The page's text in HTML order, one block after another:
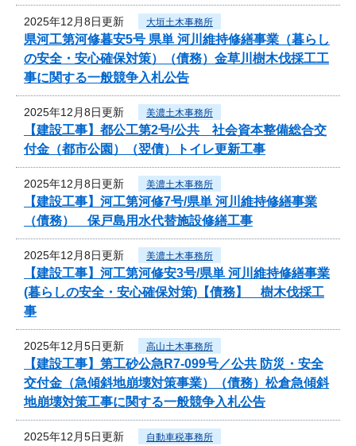
2025年12月8日更新 大垣土木事務所
県河工第河修暮安5号 県単 河川維持修繕事業（暮らし
の安全・安心確保対策）（債務）金草川樹木伐採工工
事に関する一般競争入札公告
2025年12月8日更新 美濃土木事務所
【建設工事】都公工第2号/公共 社会資本整備総合交
付金（都市公園）（翌債）トイレ更新工事
2025年12月8日更新 美濃土木事務所
【建設工事】河工第河修7号/県単 河川維持修繕事業
（債務） 保戸島用水代替施設修繕工事
2025年12月8日更新 美濃土木事務所
【建設工事】河工第河修安3号/県単 河川維持修繕事業
(暮らしの安全・安心確保対策)【債務】 樹木伐採工
事
2025年12月5日更新 高山土木事務所
【建設工事】第工砂公急R7-099号／公共 防災・安全
交付金（急傾斜地崩壊対策事業）（債務）松倉急傾斜
地崩壊対策工事に関する一般競争入札公告
2025年12月5日更新 自動車税事務所